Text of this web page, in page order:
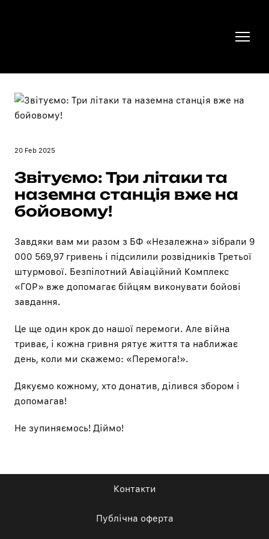
20 Feb 2025
Звітуємо: Три літаки та
наземна станція вже на
бойовому!
Завдяки вам ми разом з БФ «Незалежна» зібрали 9
000 569,97 гривень і підсилили розвідників Третьої
штурмової. Безпілотний Авіаційний Комплекс
«ГОР» вже допомагає бійцям виконувати бойові
завдання.
Це ще один крок до нашої перемоги. Але війна
триває, і кожна гривня рятує життя та наближає
день, коли ми скажемо: «Перемога!».
Дякуємо кожному, хто донатив, ділився збором і
допомагав!
Не зупиняємось! Діймо!
Контакти
Публічна оферта